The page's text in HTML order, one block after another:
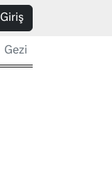
Giriş
Gezi